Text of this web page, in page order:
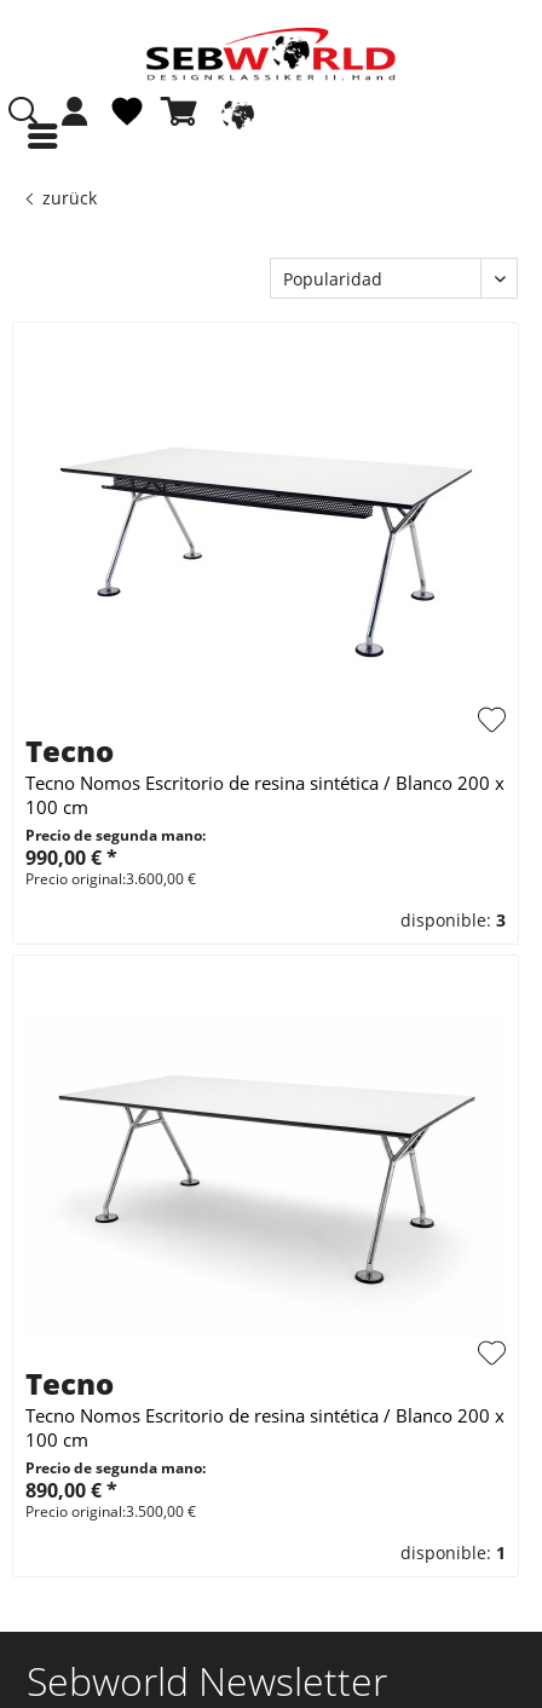
zurück
Tecno
Tecno Nomos Escritorio de resina sintética / Blanco 200 x
100 cm
Precio de segunda mano:
990,00 € *
Precio original:3.600,00 €
disponible:3
Tecno
Tecno Nomos Escritorio de resina sintética / Blanco 200 x
100 cm
Precio de segunda mano:
890,00 € *
Precio original:3.500,00 €
disponible: 1
Sebworld Newsletter